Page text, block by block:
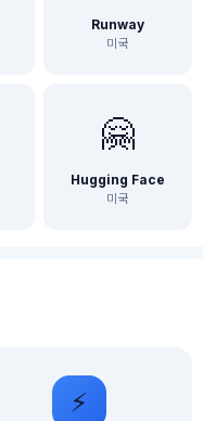
Runway
미국
🤗
Hugging Face
미국
⚡